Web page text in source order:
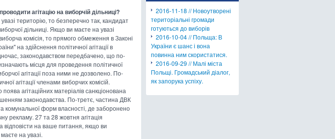
агітацію на виборчій дільниці?
територію, то безперечно так, кандидат
дільниці. Якщо ви маєте на увазі
комісія, то прямого обмеження в Законі
на здійснення політичної агітації в
законодавством передбачено, що по-
місця для проведення політичної
агітації поза ними не дозволено. По-
агітації членами виборчих комісій.
агітаційних матеріалів санкціонована
законодавства. По-третє, частина ДВК
комунальної форм власності, де заборонено
рекламу. 27 та 28 жовтня агітація
на ваше питання, якщо ви
на увазі.
2016-11-18 // Новоутворені
територіальні громади
готуються до виборів
2016-10-04 // Польща: В
України є шанс і вона
повинна ним скористатися.
2016-09-29 // Малі міста
Польщі. Громадський діалог,
як запорука успіху.